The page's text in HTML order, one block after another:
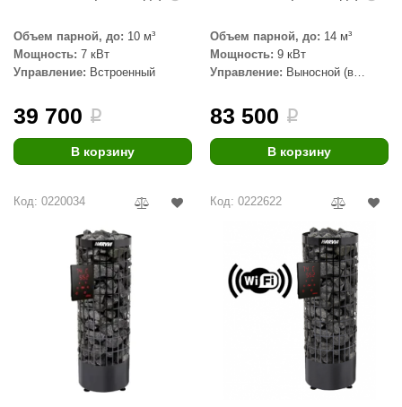
Объем парной, до: 10 м³
Мощность: 7 кВт
Управление: Встроенный
39 700 i
В корзину
Объем парной, до: 14 м³
Мощность: 9 кВт
Управление: Выносной (в
83 500 i
В корзину
Код: 0220034 Код: 0222622